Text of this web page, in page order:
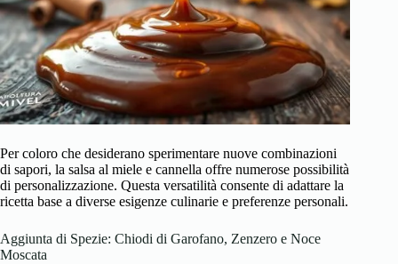
Per coloro che desiderano sperimentare nuove combinazioni
di sapori, la salsa al miele e cannella offre numerose possibilità
di personalizzazione. Questa versatilità consente di adattare la
ricetta base a diverse esigenze culinarie e preferenze personali.
Aggiunta di Spezie: Chiodi di Garofano, Zenzero e Noce
Moscata